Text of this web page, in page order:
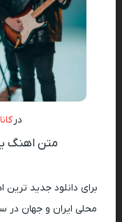
در
متن اهنگ
برای دانلود جدید
محلی ایران و جهان در